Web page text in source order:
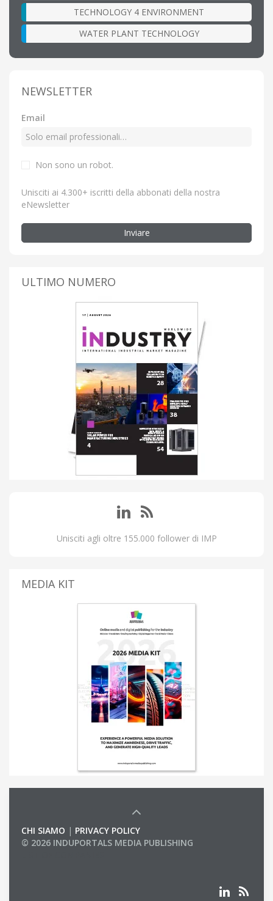
TECHNOLOGY 4 ENVIRONMENT
WATER PLANT TECHNOLOGY
NEWSLETTER
Email
Non sono un robot.
Unisciti ai 4.300+ iscritti della abbonati della nostra
eNewsletter
Inviare
ULTIMO NUMERO
Unisciti agli oltre 155.000 follower di IMP
MEDIA KIT
CHI SIAMO | PRIVACY POLICY
© 2026 INDUPORTALS MEDIA PUBLISHING